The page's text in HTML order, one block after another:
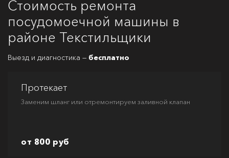
Стоимость ремонта
посудомоечной машины в
районе Текстильщики
Выезд и диагностика — бесплатно
Протекает
Заменим шланг или отремонтируем заливной клапан
от 800 руб